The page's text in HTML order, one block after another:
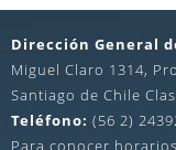
Dirección General
Miguel Claro 1314,
Santiago de Chile
Teléfono: (56 2)
Para conocer